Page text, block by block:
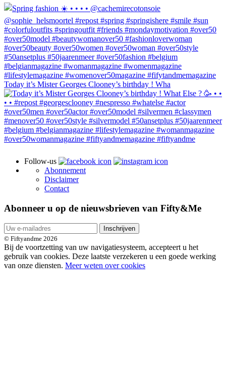
Today it’s Mister Georges Clooney’s birthday ! Wha
Follow-us
Abonnement
Disclaimer
Contact
Abonneer u op de nieuwsbrieven van Fifty&Me
Inschrijven
© Fiftyandme 2026
Bij de voortzetting van uw navigatiesysteem, accepteert u het
gebruik van cookies. Deze laatste verzekeren u een goede werking
van onze diensten. Meer weten over cookies